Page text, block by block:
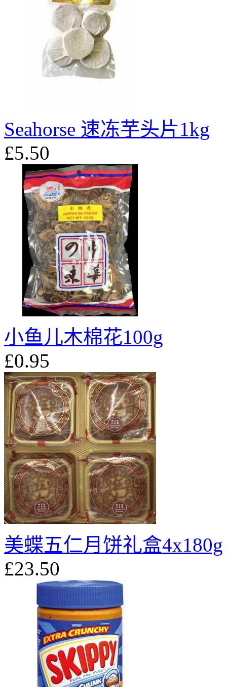
Seahorse 速冻芋头片1kg
£5.50
小鱼儿木棉花100g
£0.95
美蝶五仁月饼礼盒4x180g
£23.50